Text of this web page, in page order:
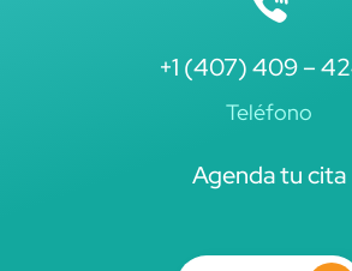
+1 (407) 409 –
Teléfono
Agenda tu cita